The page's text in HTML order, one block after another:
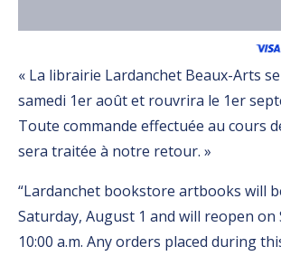
« La librairie Lardanchet Beaux-Arts
samedi 1er août et rouvrira le 1er
Toute commande effectuée au cours
sera traitée à notre retour. »
“Lardanchet bookstore artbooks will
Saturday, August 1 and will reopen on
10:00 a.m. Any orders placed during